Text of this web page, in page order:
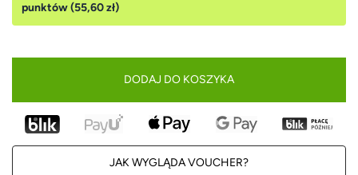
punktów (55,60 zł)
DODAJ DO KOSZYKA
JAK WYGLĄDA VOUCHER?